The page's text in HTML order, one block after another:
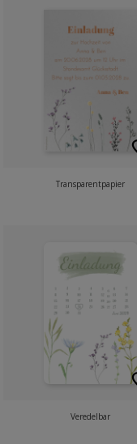
Transparentpapier
Veredelbar